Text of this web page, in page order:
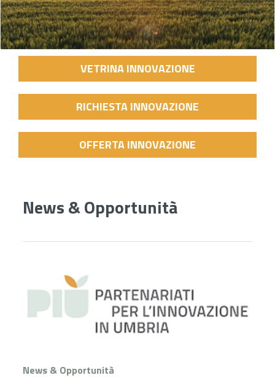
VETRINA INNOVAZIONE
RICHIESTA INNOVAZIONE
OFFERTA INNOVAZIONE
News & Opportunità
News & Opportunità